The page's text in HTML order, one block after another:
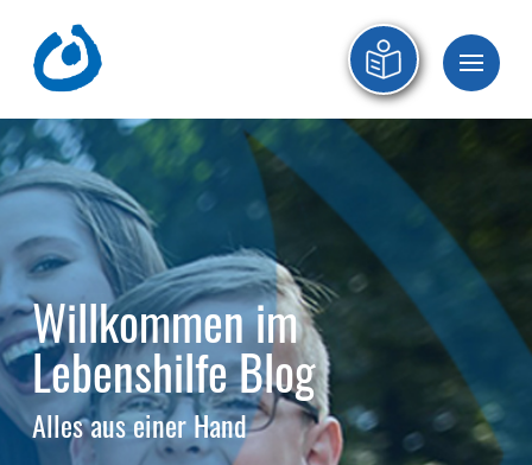
Willkommen im
Lebenshilfe Blog
Alles aus einer Hand